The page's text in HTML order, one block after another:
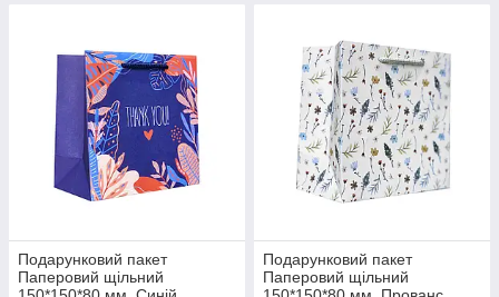
Подарунковий пакет
Паперовий щільний
Подарунковий пакет
Паперовий щільний